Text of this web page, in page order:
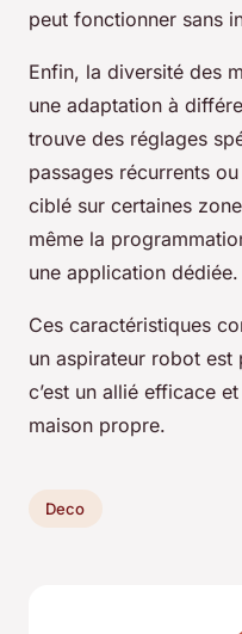
peut fonctionner sans
Enfin, la diversité des
une adaptation à
trouve des réglages
passages récurrents
ciblé sur certaines
même la
une application dédiée.
Ces caractéristiques
un aspirateur robot est
c’est un allié efficace
maison propre.
Deco